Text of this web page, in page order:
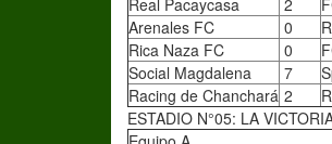
Real Pacaycasa
2
Arenales FC
0
Rica Naza FC
0
Social Magdalena
7
Racing de Chanchará 2
ESTADIO N°05: LA